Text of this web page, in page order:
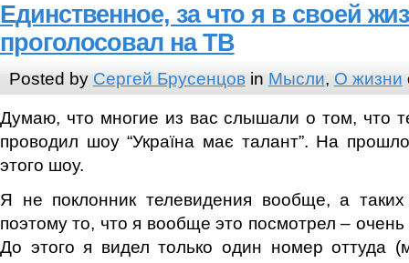
Единственное, за что я в своей
проголосовал на ТВ
Posted by Сергей Брусенцовin Мысли, О жизни
Думаю, что многие из вас слышали о том, что
проводил шоу “Україна має талант”. На
этого шоу.
Я не поклонник телевидения вообще, а
поэтому то, что я вообще это посмотрел –
До этого я видел только один номер оттуда